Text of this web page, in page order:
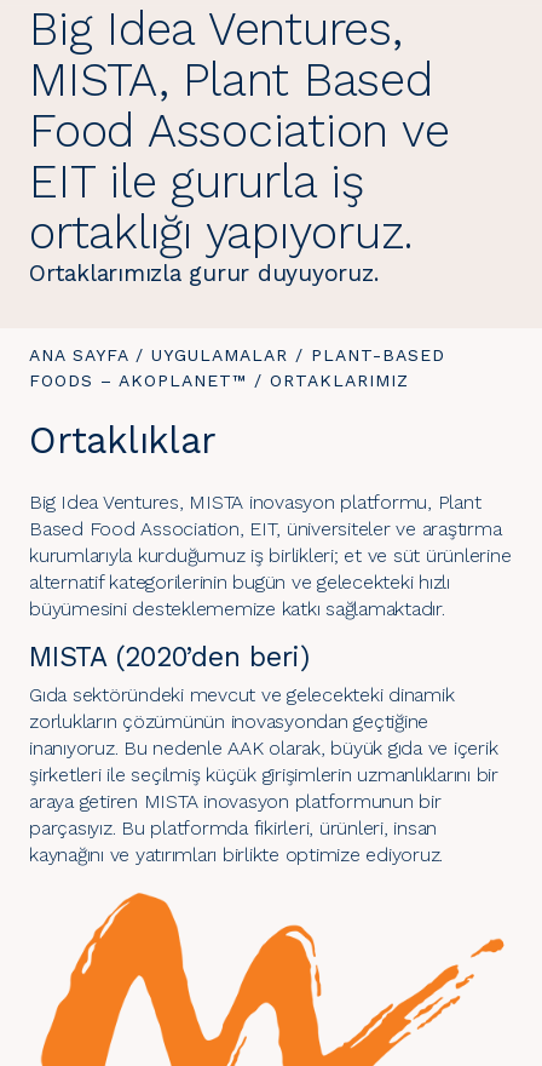
Big Idea Ventures,
MISTA, Plant Based
Food Association ve
EIT ile gururla iş
ortaklığı yapıyoruz.
Ortaklarımızla gurur duyuyoruz.
BURADASINIZ:
ANA SAYFA / UYGULAMALAR / PLANT-BASED
FOODS – AKOPLANET™ / BURADASINIZ:
ORTAKLARIMIZ
Ortaklıklar
Big Idea Ventures, MISTA inovasyon platformu, Plant
Based Food Association, EIT, üniversiteler ve araştırma
kurumlarıyla kurduğumuz iş birlikleri; et ve süt ürünlerine
alternatif kategorilerinin bugün ve gelecekteki hızlı
büyümesini desteklememize katkı sağlamaktadır.
MISTA (2020’den beri)
Gıda sektöründeki mevcut ve gelecekteki dinamik
zorlukların çözümünün inovasyondan geçtiğine
inanıyoruz. Bu nedenle AAK olarak, büyük gıda ve içerik
şirketleri ile seçilmiş küçük girişimlerin uzmanlıklarını bir
araya getiren MISTA inovasyon platformunun bir
parçasıyız. Bu platformda fikirleri, ürünleri, insan
kaynağını ve yatırımları birlikte optimize ediyoruz.